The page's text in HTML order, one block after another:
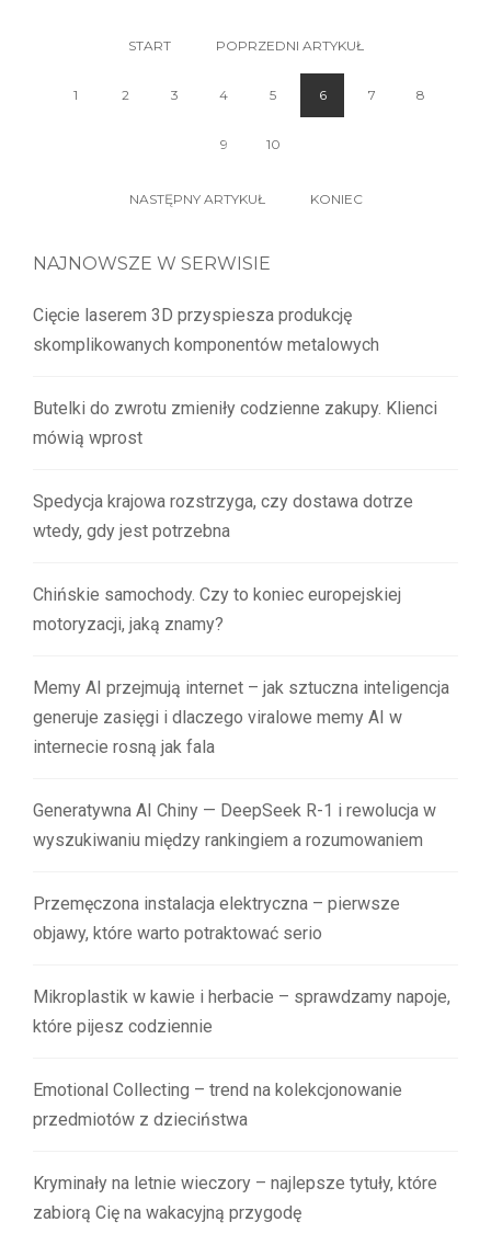
START POPRZEDNI ARTYKUŁ
1 2 3 4 5 6 7 8
9 10
NASTĘPNY ARTYKUŁ KONIEC
NAJNOWSZE W SERWISIE
Cięcie laserem 3D przyspiesza produkcję
skomplikowanych komponentów metalowych
Butelki do zwrotu zmieniły codzienne zakupy. Klienci
mówią wprost
Spedycja krajowa rozstrzyga, czy dostawa dotrze
wtedy, gdy jest potrzebna
Chińskie samochody. Czy to koniec europejskiej
motoryzacji, jaką znamy?
Memy AI przejmują internet – jak sztuczna inteligencja
generuje zasięgi i dlaczego viralowe memy AI w
internecie rosną jak fala
Generatywna AI Chiny — DeepSeek R-1 i rewolucja w
wyszukiwaniu między rankingiem a rozumowaniem
Przemęczona instalacja elektryczna – pierwsze
objawy, które warto potraktować serio
Mikroplastik w kawie i herbacie – sprawdzamy napoje,
które pijesz codziennie
Emotional Collecting – trend na kolekcjonowanie
przedmiotów z dzieciństwa
Kryminały na letnie wieczory – najlepsze tytuły, które
zabiorą Cię na wakacyjną przygodę